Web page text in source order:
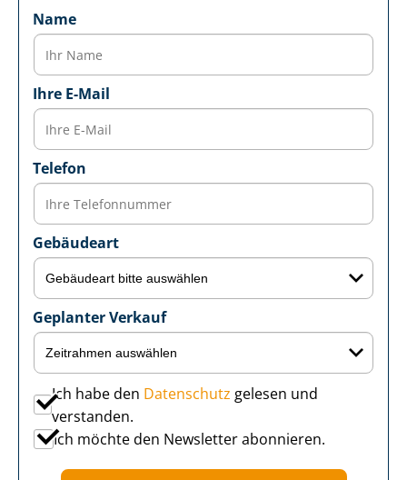
Name
Ihre E-Mail
Telefon
Gebäudeart
Geplanter Verkauf
Ich habe den Datenschutz gelesen und
verstanden.
Ich möchte den Newsletter abonnieren.